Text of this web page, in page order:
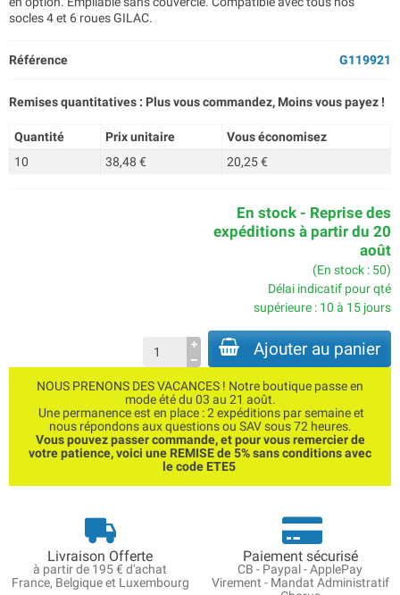
socles 4 et 6 roues GILAC.
Référence G119921
Remises quantitatives : Plus vous commandez, Moins vous payez !
Quantité Prix unitaire
Vous économisez
10
38,48 € 20,25 €
En stock - Reprise des
expéditions à partir du 20
août
(En stock : 50)
Délai indicatif pour qté
supérieure : 10 à 15 jours
Ajouter au panier
NOUS PRENONS DES VACANCES ! Notre boutique passe en
mode été du 03 au 21 août.
Une permanence est en place : 2 expéditions par semaine et
nous répondons aux questions ou SAV sous 72 heures.
Vous pouvez passer commande, et pour vous remercier de
votre patience, voici une REMISE de 5% sans conditions avec
le code ETE5
Livraison Offerte
à partir de 195 € d'achat
France, Belgique et Luxembourg
Paiement sécurisé
CB - Paypal - ApplePay
Virement - Mandat Administratif